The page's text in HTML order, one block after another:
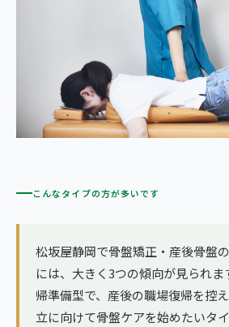
こんなタイプの方が多いです
松坂屋静岡で骨盤矯正・産後骨盤
には、大きく3つの傾向が見られ
帰準備型で、産後の職場復帰を控
立に向けて骨盤ケアを始めたいタ